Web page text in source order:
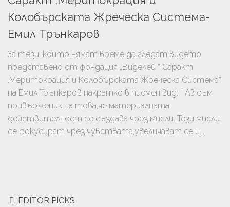
Колобърската Жреческа Система-
Емил Трънкаров
За тези ,които нямат време да гледат видето
представено от фондация „Виделей “ Саракт
,Меритокрация и Колобърската Жреческа Система“
на Емил Трънкаров накратко в писмен вид: “ АЗ съм
привърженик на това,че материалната
действителност се създава чрез мисли. Тези мисли
се фокусират чрез чувствата,увеличават се и...
EDITOR PICKS